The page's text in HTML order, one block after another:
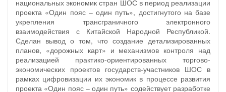
национальных экономик стран ШОС в период реализации
проекта «Один пояс – один путь», достигнутого на базе
укрепления трансграничного электронного
взаимодействия с Китайской Народной Республикой.
Сделан вывод о том, что создание детализированных
планов, «дорожных карт» и механизмов контроля над
реализацией практико-ориентированных торгово-
экономических проектов государств-участников ШОС в
рамках цифровизации их экономик в процессе развития
проекта «Один пояс – один путь» содействует разработке